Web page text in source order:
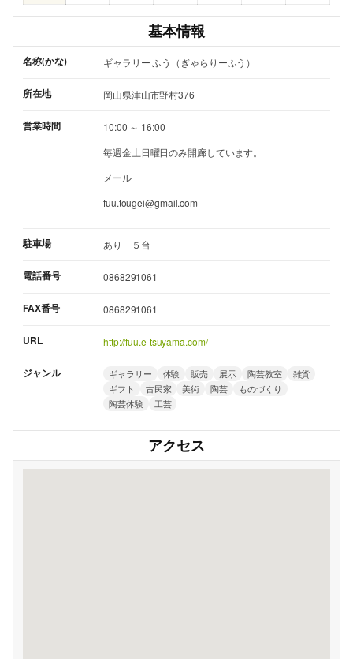
基本情報
名称(かな) ギャラリー ふう（ぎゃらりーふう）
所在地 岡山県津山市野村376
営業時間
10:00 ～ 16:00
毎週金土日曜日のみ開廊しています。
メール
fuu.tougei@gmail.com
駐車場 あり ５台
電話番号 0868291061
FAX番号 0868291061
URL http://fuu.e-tsuyama.com/
ジャンル ギャラリー 体験 販売 展示 陶芸教室
雑貨
ギフト
古民家 美術 陶芸
ものづくり
陶芸体験
工芸
アクセス